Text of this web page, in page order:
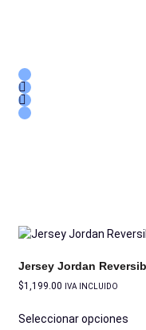
Jersey Jordan
$1,199.00 IVA INCLUIDO
Seleccionar opciones